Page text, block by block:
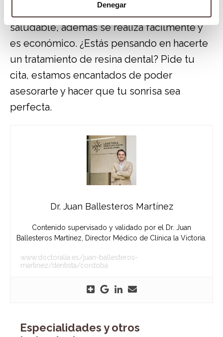
Denegar
excelente para obtener una sonrisa bonita y
saludable, además se realiza fácilmente y
es económico. ¿Estás pensando en hacerte
un tratamiento de resina dental? Pide tu
cita, estamos encantados de poder
asesorarte y hacer que tu sonrisa sea
perfecta.
Dr. Juan Ballesteros Martínez
Contenido supervisado y validado por el Dr. Juan
Ballesteros Martínez, Director Médico de Clínica la Victoria.
www.doctoralia.es/juan-ballesteros-
martinez/dentista/cordoba
Especialidades y otros